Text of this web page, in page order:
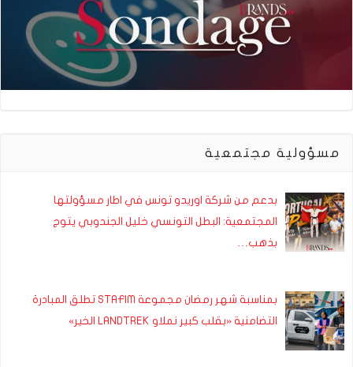
مسؤولية مجتمعية
بدعم من شركة اوريدو تونس في اطار مسؤولتها
المجتمعية: البطل التونسي خليل الجندوبي يتوج
بذهب…
بمناسبة شهر رمضان مجموعة STAFIM تطلق المبادرة
التضامنية «بقلب كبير نملاو LANDTREK الخير»